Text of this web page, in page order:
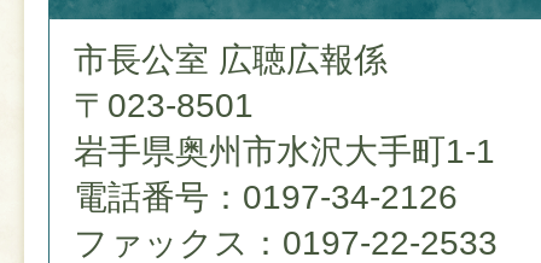
市長公室 広聴広報係
〒023-8501
岩手県奥州市水沢大手町1-1
電話番号：0197-34-2126
ファックス：0197-22-2533